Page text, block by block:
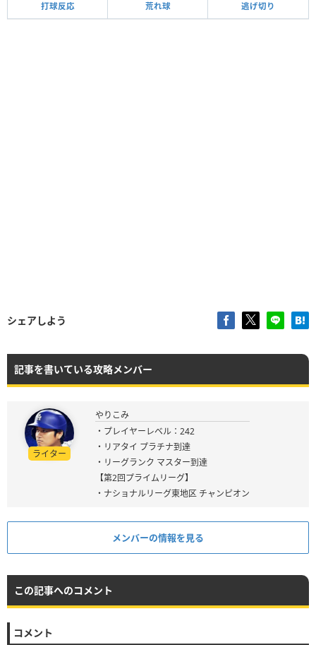
打球反応 荒れ球 逃げ切り
シェアしよう
記事を書いている攻略メンバー
ライター
やりこみ
・プレイヤーレベル：242
・リアタイ プラチナ到達
・リーグランク マスター到達
【第2回プライムリーグ】
・ナショナルリーグ東地区 チャンピオン
メンバーの情報を見る
この記事へのコメント
コメント